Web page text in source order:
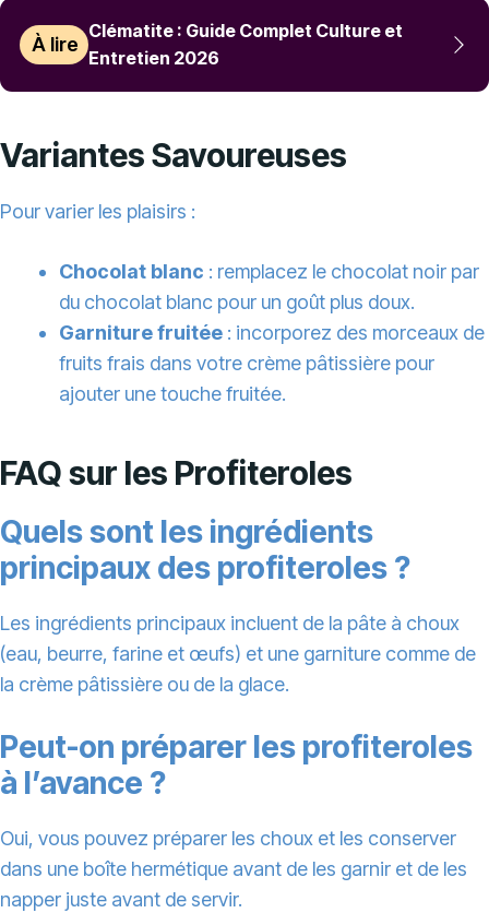
À lire
Clématite : Guide Complet Culture et
Entretien 2026
Variantes Savoureuses
Pour varier les plaisirs :
Chocolat blanc : remplacez le chocolat noir par
du chocolat blanc pour un goût plus doux.
Garniture fruitée : incorporez des morceaux de
fruits frais dans votre crème pâtissière pour
ajouter une touche fruitée.
FAQ sur les Profiteroles
Quels sont les ingrédients
principaux des profiteroles ?
Les ingrédients principaux incluent de la pâte à choux
(eau, beurre, farine et œufs) et une garniture comme de
la crème pâtissière ou de la glace.
Peut-on préparer les profiteroles
à l’avance ?
Oui, vous pouvez préparer les choux et les conserver
dans une boîte hermétique avant de les garnir et de les
napper juste avant de servir.